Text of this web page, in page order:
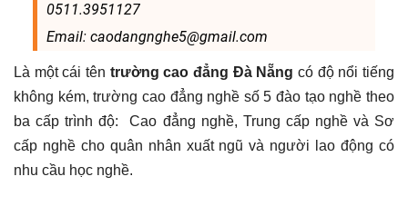
0511.3951127
Email: caodangnghe5@gmail.com
Là một cái tên trường cao đẳng Đà Nẵng có độ nổi tiếng
không kém, trường cao đẳng nghề số 5 đào tạo nghề theo
ba cấp trình độ: Cao đẳng nghề, Trung cấp nghề và Sơ
cấp nghề cho quân nhân xuất ngũ và người lao động có
nhu cầu học nghề.